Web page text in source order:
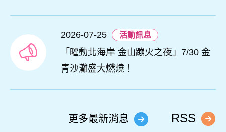
2026-07-25 活動訊息
「曜動北海岸 金山蹦火之夜」7/30 金
青沙灘盛大燃燒！
更多最新消息 RSS